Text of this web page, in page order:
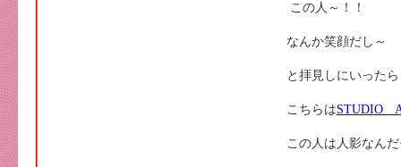
この人～！！
なんか笑顔だし～
と拝見しにいった
こちらはSTUDIO
この人は人影なん